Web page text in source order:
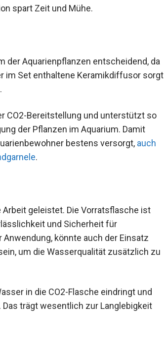
spart Zeit und Mühe.
der Aquarienpflanzen entscheidend, da
im Set enthaltene Keramikdiffusor sorgt
CO2-Bereitstellung und unterstützt so
der Pflanzen im Aquarium. Damit
bestens versorgt, auch
.
geleistet. Die Vorratsflasche ist
und Sicherheit für
könnte auch der Einsatz
um die Wasserqualität zusätzlich zu
in die CO2-Flasche eindringt und
trägt wesentlich zur Langlebigkeit